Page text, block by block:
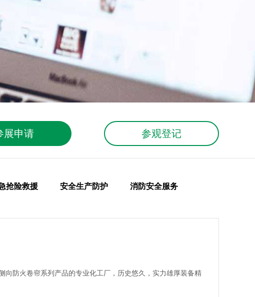
展申请 参观登记
抢险救援 安全生产防护 消防安全服务
向防火卷帘系列产品的专业化工厂，历史悠久，实力雄厚装备精